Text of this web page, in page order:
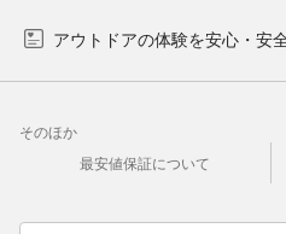
アウトドアの体験を安心・安
そのほか
最安値保証について